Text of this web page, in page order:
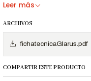
Diseño
Funcional y
Moderno
Líneas
cualquier
Máximo
Asientos
Leer más
ARCHIVOS
fichatecnicaGlarus.pdf
COMPARTIR ESTE PRODUCTO